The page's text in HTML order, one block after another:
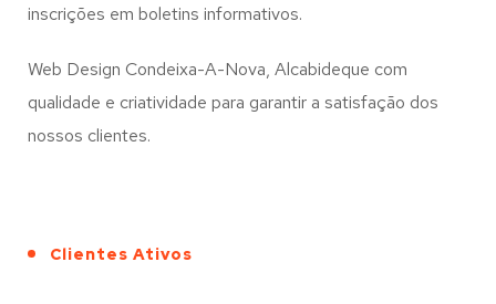
inscrições em boletins informativos.
Web Design Condeixa-A-Nova, Alcabideque com
qualidade e criatividade para garantir a satisfação dos
nossos clientes.
Clientes Ativos